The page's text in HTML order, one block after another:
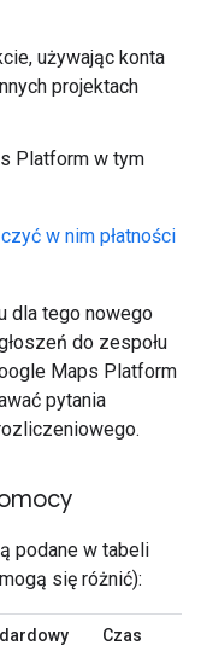
używając konta
projektach
Platform w tym
w nim płatności
dla tego nowego
do zespołu
Maps Platform
pytania
podane w tabeli
się różnić):
Czas